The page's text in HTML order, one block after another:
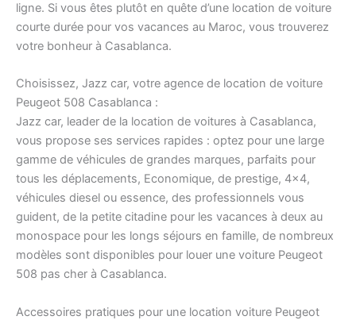
ligne. Si vous êtes plutôt en quête d’une location de voiture
courte durée pour vos vacances au Maroc, vous trouverez
votre bonheur à Casablanca.
Choisissez, Jazz car, votre agence de location de voiture
Peugeot 508 Casablanca :
Jazz car, leader de la location de voitures à Casablanca,
vous propose ses services rapides : optez pour une large
gamme de véhicules de grandes marques, parfaits pour
tous les déplacements, Economique, de prestige, 4×4,
véhicules diesel ou essence, des professionnels vous
guident, de la petite citadine pour les vacances à deux au
monospace pour les longs séjours en famille, de nombreux
modèles sont disponibles pour louer une voiture Peugeot
508 pas cher à Casablanca.
Accessoires pratiques pour une location voiture Peugeot